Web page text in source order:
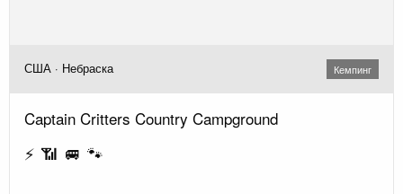
США · Небраска Кемпинг
Captain Critters Country Campground
⚡ 📶 🚐 🐾